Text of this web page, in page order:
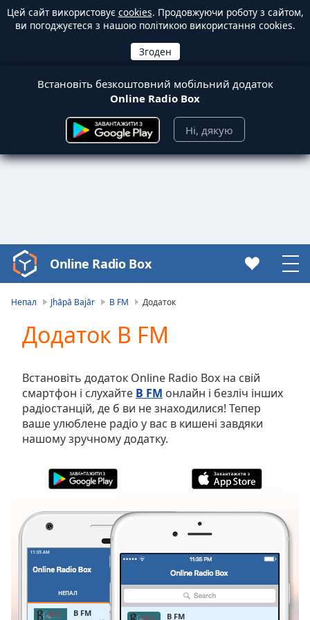
Цей сайт використовує cookies. Продовжуючи роботу з сайтом,
ви погоджуєтеся з нашою політикою використання cookies.
Встановіть безкоштовний мобільний додаток
Online Radio Box
Ні, дякую
Video
Player
Video
Skip
Backward
Skip
Forward
Mute
Current
Duration-:-
0.00%
Stream
TypeLIVE
Seek to
LIVE
Online Radio Box
Непал Jhāpā Bajār B FM Додаток
Додаток B FM
Встановіть додаток Online Radio Box на свій
смартфон і слухайте B FM онлайн і безліч інших
радіостанцій, де б ви не знаходилися! Тепер
ваше улюблене радіо у вас в кишені завдяки
нашому зручному додатку.
НЕПАЛ
B FM B FM